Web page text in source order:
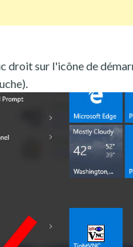
droit sur l'icône de